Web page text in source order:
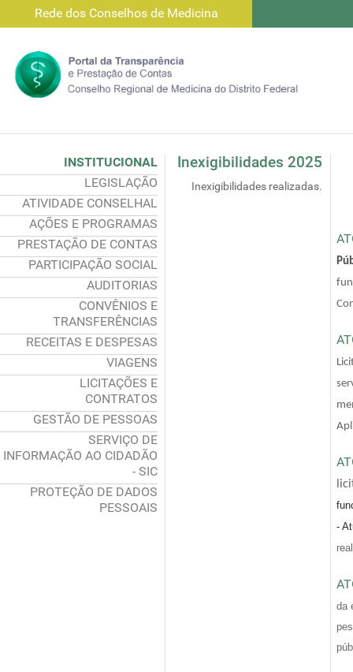
Rede dos Conselhos de Medicina
INSTITUCIONAL
LEGISLAÇÃO
ATIVIDADE CONSELHAL
AÇÕES E PROGRAMAS
PRESTAÇÃO DE CONTAS
PARTICIPAÇÃO SOCIAL
AUDITORIAS
CONVÊNIOS E
TRANSFERÊNCIAS
RECEITAS E DESPESAS
VIAGENS
LICITAÇÕES E
CONTRATOS
GESTÃO DE PESSOAS
SERVIÇO DE
INFORMAÇÃO AO CIDADÃO
- SIC
PROTEÇÃO DE DADOS
PESSOAIS
Inexigibilidades 2025
Inexigibilidades realizadas.
-
da